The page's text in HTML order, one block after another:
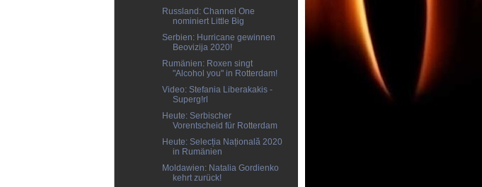
Russland: Channel One
nominiert Little Big
Serbien: Hurricane gewinnen
Beovizija 2020!
Rumänien: Roxen singt
"Alcohol you" in Rotterdam!
Video: Stefania Liberakakis -
Superg!rl
Heute: Serbischer
Vorentscheid für Rotterdam
Heute: Selecția Națională 2020
in Rumänien
Moldawien: Natalia Gordienko
kehrt zurück!